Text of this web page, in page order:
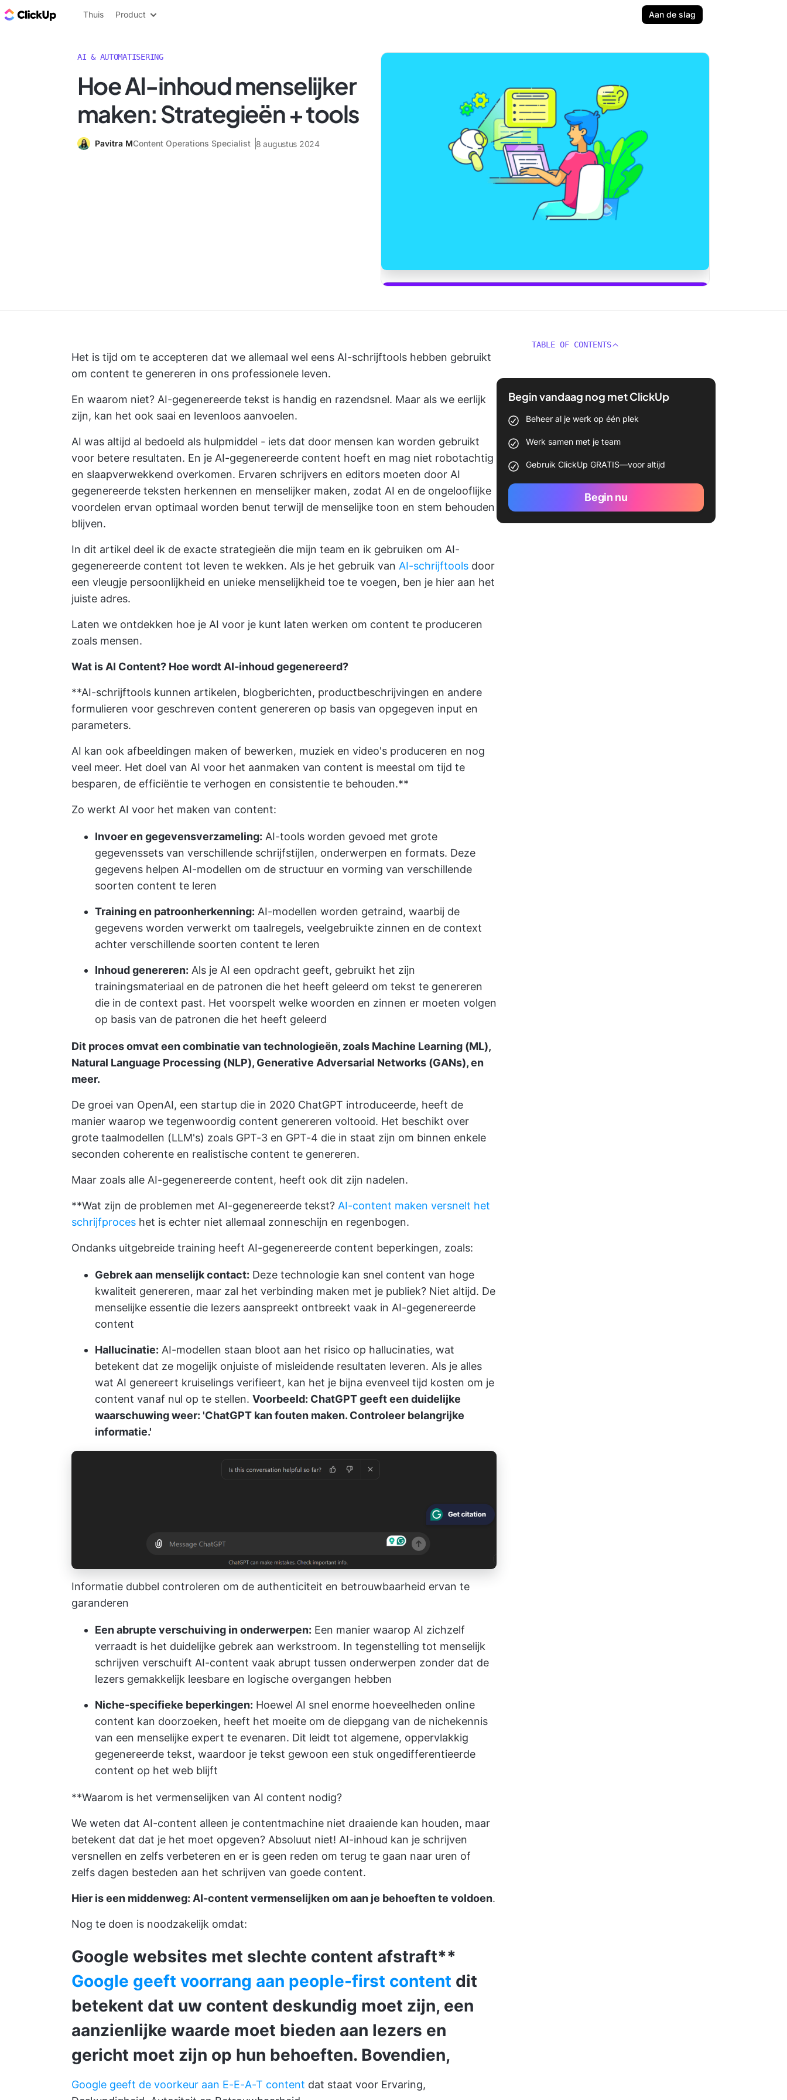
ClickUp Blog
Thuis Product Aan de slag
AI & AUTOMATISERING
Hoe AI-inhoud menselijker
maken: Strategieën + tools
Pavitra MContent Operations Specialist 8 augustus 2024
Het is tijd om te accepteren dat we allemaal wel eens AI-schrijftools hebben gebruikt
om content te genereren in ons professionele leven.
En waarom niet? AI-gegenereerde tekst is handig en razendsnel. Maar als we eerlijk
zijn, kan het ook saai en levenloos aanvoelen.
AI was altijd al bedoeld als hulpmiddel - iets dat door mensen kan worden gebruikt
voor betere resultaten. En je AI-gegenereerde content hoeft en mag niet robotachtig
en slaapverwekkend overkomen. Ervaren schrijvers en editors moeten door AI
gegenereerde teksten herkennen en menselijker maken, zodat AI en de ongelooflijke
voordelen ervan optimaal worden benut terwijl de menselijke toon en stem behouden
blijven.
In dit artikel deel ik de exacte strategieën die mijn team en ik gebruiken om AI-
gegenereerde content tot leven te wekken. Als je het gebruik van AI-schrijftools door
een vleugje persoonlijkheid en unieke menselijkheid toe te voegen, ben je hier aan het
juiste adres.
Laten we ontdekken hoe je AI voor je kunt laten werken om content te produceren
zoals mensen.
Wat is AI Content? Hoe wordt AI-inhoud gegenereerd?
**AI-schrijftools kunnen artikelen, blogberichten, productbeschrijvingen en andere
formulieren voor geschreven content genereren op basis van opgegeven input en
parameters.
AI kan ook afbeeldingen maken of bewerken, muziek en video's produceren en nog
veel meer. Het doel van AI voor het aanmaken van content is meestal om tijd te
besparen, de efficiëntie te verhogen en consistentie te behouden.**
Zo werkt AI voor het maken van content:
Invoer en gegevensverzameling: AI-tools worden gevoed met grote
gegevenssets van verschillende schrijfstijlen, onderwerpen en formats. Deze
gegevens helpen AI-modellen om de structuur en vorming van verschillende
soorten content te leren
Training en patroonherkenning: AI-modellen worden getraind, waarbij de
gegevens worden verwerkt om taalregels, veelgebruikte zinnen en de context
achter verschillende soorten content te leren
Inhoud genereren: Als je AI een opdracht geeft, gebruikt het zijn
trainingsmateriaal en de patronen die het heeft geleerd om tekst te genereren
die in de context past. Het voorspelt welke woorden en zinnen er moeten volgen
op basis van de patronen die het heeft geleerd
Dit proces omvat een combinatie van technologieën, zoals Machine Learning (ML),
Natural Language Processing (NLP), Generative Adversarial Networks (GANs), en
meer.
De groei van OpenAI, een startup die in 2020 ChatGPT introduceerde, heeft de
manier waarop we tegenwoordig content genereren voltooid. Het beschikt over
grote taalmodellen (LLM's) zoals GPT-3 en GPT-4 die in staat zijn om binnen enkele
seconden coherente en realistische content te genereren.
Maar zoals alle AI-gegenereerde content, heeft ook dit zijn nadelen.
**Wat zijn de problemen met AI-gegenereerde tekst? AI-content maken versnelt het
schrijfproces het is echter niet allemaal zonneschijn en regenbogen.
Ondanks uitgebreide training heeft AI-gegenereerde content beperkingen, zoals:
Gebrek aan menselijk contact: Deze technologie kan snel content van hoge
kwaliteit genereren, maar zal het verbinding maken met je publiek? Niet altijd. De
menselijke essentie die lezers aanspreekt ontbreekt vaak in AI-gegenereerde
content
Hallucinatie: AI-modellen staan bloot aan het risico op hallucinaties, wat
betekent dat ze mogelijk onjuiste of misleidende resultaten leveren. Als je alles
wat AI genereert kruiselings verifieert, kan het je bijna evenveel tijd kosten om je
content vanaf nul op te stellen. Voorbeeld: ChatGPT geeft een duidelijke
waarschuwing weer: 'ChatGPT kan fouten maken. Controleer belangrijke
informatie.'
Informatie dubbel controleren om de authenticiteit en betrouwbaarheid ervan te
garanderen
Een abrupte verschuiving in onderwerpen: Een manier waarop AI zichzelf
verraadt is het duidelijke gebrek aan werkstroom. In tegenstelling tot menselijk
schrijven verschuift AI-content vaak abrupt tussen onderwerpen zonder dat de
lezers gemakkelijk leesbare en logische overgangen hebben
Niche-specifieke beperkingen: Hoewel AI snel enorme hoeveelheden online
content kan doorzoeken, heeft het moeite om de diepgang van de nichekennis
van een menselijke expert te evenaren. Dit leidt tot algemene, oppervlakkig
gegenereerde tekst, waardoor je tekst gewoon een stuk ongedifferentieerde
content op het web blijft
**Waarom is het vermenselijken van AI content nodig?
We weten dat AI-content alleen je contentmachine niet draaiende kan houden, maar
betekent dat dat je het moet opgeven? Absoluut niet! AI-inhoud kan je schrijven
versnellen en zelfs verbeteren en er is geen reden om terug te gaan naar uren of
zelfs dagen besteden aan het schrijven van goede content.
Hier is een middenweg: AI-content vermenselijken om aan je behoeften te voldoen.
Nog te doen is noodzakelijk omdat:
Google websites met slechte content afstraft**
Google geeft voorrang aan people-first content dit
betekent dat uw content deskundig moet zijn, een
aanzienlijke waarde moet bieden aan lezers en
gericht moet zijn op hun behoeften. Bovendien,
Google geeft de voorkeur aan E-E-A-T content dat staat voor Ervaring,
TABLE OF CONTENTS
Begin vandaag nog met ClickUp
Beheer al je werk op één plek
Werk samen met je team
Gebruik ClickUp GRATIS—voor altijd
Begin nu